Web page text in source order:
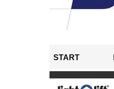
START